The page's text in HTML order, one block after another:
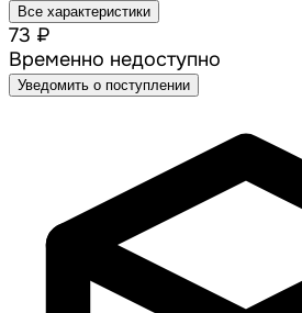
Все характеристики
73 ₽
Временно недоступно
Уведомить о поступлении